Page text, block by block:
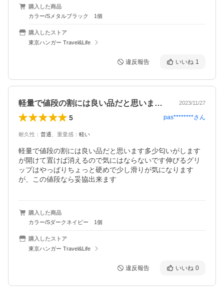
購入した商品
カラー/Sメタルブラック 1個
購入したストア
東京ハンガー Travel&Life
違反報告 いいね 1
軽量で値段の割には良い品だと思います多… 2023/11/27
5 pas********さん
耐久性 ： 普通 重量感 ： 軽い
軽量で値段の割には良い品だと思います多少匂いがします
が開けて置けば消えるので気にはならないです伸びるグリ
ップはやっぱりちょっと硬めで少し滑りが気になります
が、この値段なら妥協出来ます
購入した商品
カラー/Sダークネイビー 1個
購入したストア
東京ハンガー Travel&Life
違反報告 いいね 0